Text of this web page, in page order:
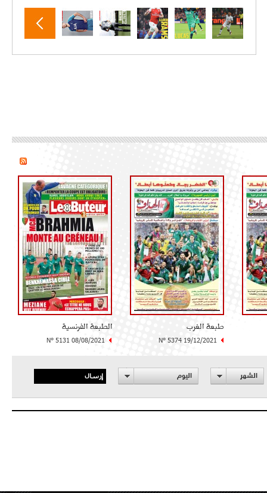
طبعة الغرب
N° 5374 19/12/2021
الطبعة الفرنسية
N° 5131 08/08/2021
الشهر اليوم إرسال